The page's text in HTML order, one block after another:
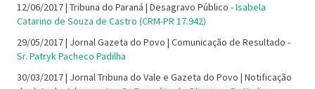
12/06/2017 | Tribuna do Paraná | Desagravo Público -Isabela
Catarino de Souza de Castro (CRM-PR 17.942)
29/05/2017 | Jornal Gazeta do Povo | Comunicação de Resultado -
Sr. Patryk Pacheco Padilha
30/03/2017 | Jornal Tribuna do Vale e Gazeta do Povo | Notificação